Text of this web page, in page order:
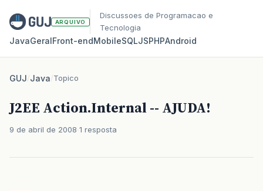
ARQUIVO
Discussoes de Programacao e
Tecnologia
JavaGeralFront‑endMobileSQLJSPHPAndroid
GUJ/Java/Topico
J2EE Action.Internal -- AJUDA!
9 de abril de 2008 1 resposta